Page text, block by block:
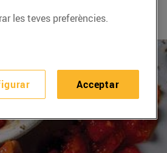
les teves preferències.
Acceptar